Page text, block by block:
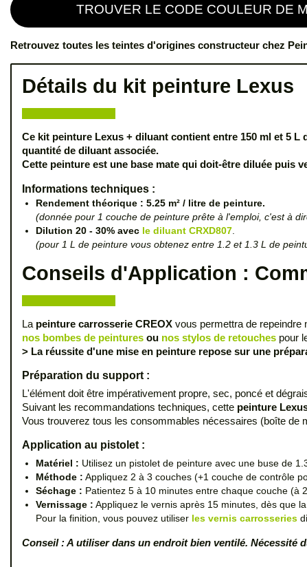
TROUVER LE CODE COULEUR DE
Retrouvez toutes les teintes d'origines constructeur chez
Détails du kit peinture Lexus
Ce kit peinture Lexus + diluant contient entre 150 ml et 5 L
quantité de diluant associée.
Cette peinture est une base mate qui doit-être diluée puis
Informations techniques :
Rendement théorique : 5.25 m² / litre de peinture.
(donnée pour 1 couche de peinture prête à l'emploi, c'est à
Dilution 20 - 30% avec le diluant CRXD807
(pour 1 L de peinture vous obtenez entre 1.2 et 1.3 L de
Conseils d'Application :
La peinture carrosserie CREOX vous permettra de repeindre
nos bombes de peintures ou nos stylos de retouches pour
> La réussite d'une mise en peinture repose sur une
Préparation du support :
L'élément doit être impérativement propre, sec, poncé et
Suivant les recommandations techniques, cette peinture
Vous trouverez tous les consommables nécessaires (boîte de
Application au pistolet :
Matériel : Utilisez un pistolet de peinture avec une buse de
Méthode : Appliquez 2 à 3 couches (+1 couche de contrôle
Séchage : Patientez 5 à 10 minutes entre chaque couche (à
Vernissage : Appliquez le vernis après 15 minutes, dès que
Pour la finition, vous pouvez utiliser les vernis carrosseries
Conseil : A utiliser dans un endroit bien ventilé. Nécessité